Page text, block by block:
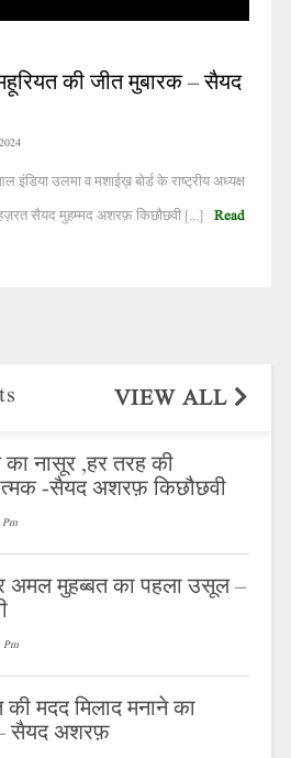
की जीत मुबारक – सैयद
उलमा व मशाईख़ बोर्ड के राष्ट्रीय अध्यक्ष
सैयद मुहम्मद अशरफ़ किछौछवी [...] Read
VIEW ALL
का नासूर ,हर तरह की
-सैयद अशरफ़ किछौछवी
अमल मुहब्बत का पहला उसूल –
Pm
की मदद मिलाद मनाने का
– सैयद अशरफ़